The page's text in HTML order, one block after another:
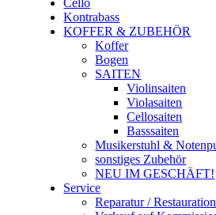
Cello
Kontrabass
KOFFER & ZUBEHÖR
Koffer
Bogen
SAITEN
Violinsaiten
Violasaiten
Cellosaiten
Basssaiten
Musikerstuhl &
sonstiges Zubehör
NEU IM GESCHÄFT!
Service
Reparatur / Restauration